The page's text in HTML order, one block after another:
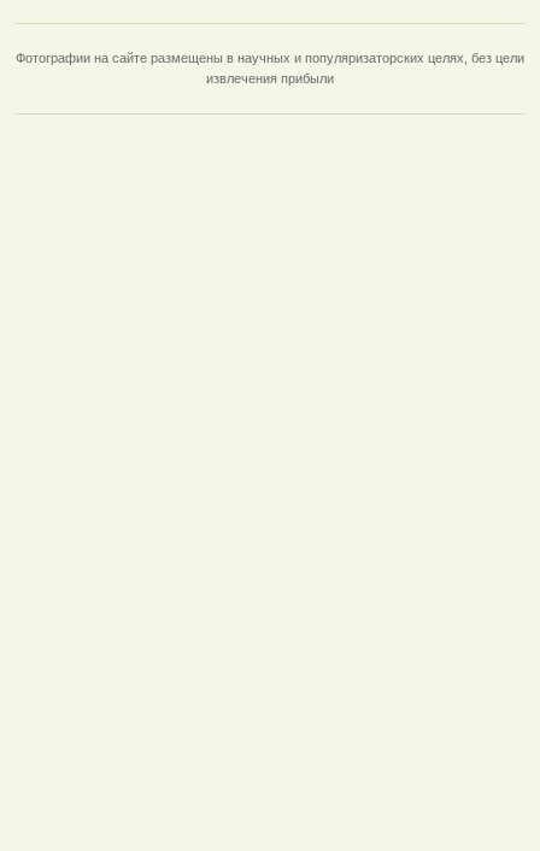
Фотографии на сайте размещены в научных и популяризаторских целях, без цели
извлечения прибыли